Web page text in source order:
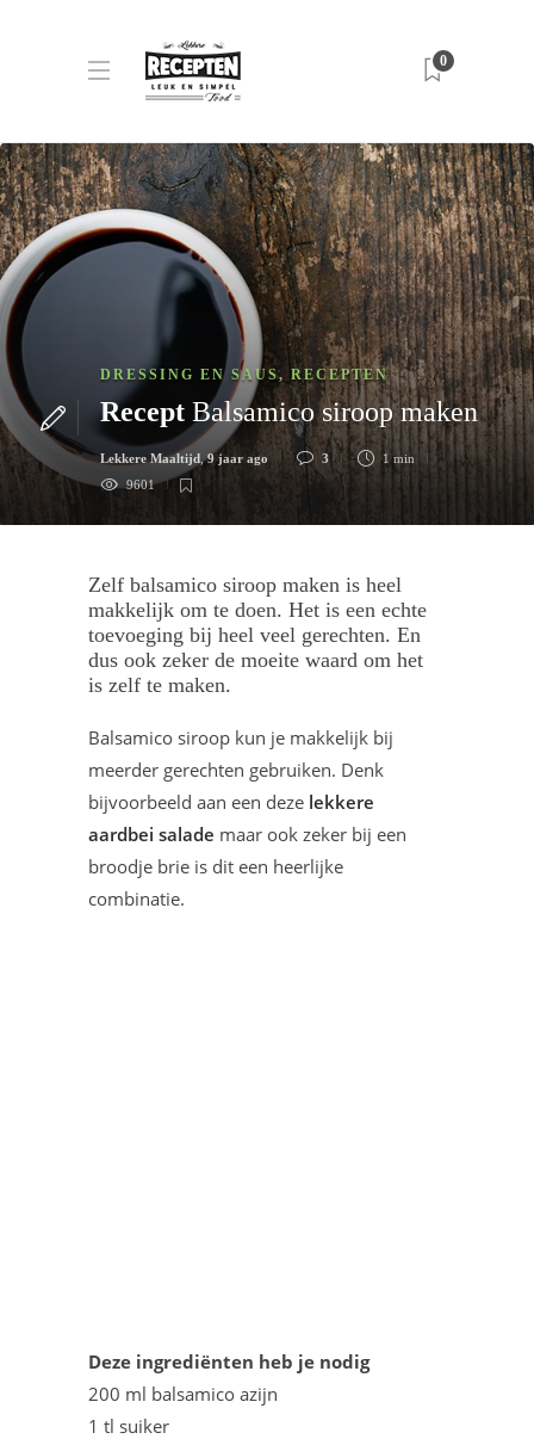
0
DRESSING EN SAUS, RECEPTEN
ReceptBalsamico siroop maken
Lekkere Maaltijd,9 jaar ago 3
1 min
9601
Zelf balsamico siroop maken is heel
makkelijk om te doen. Het is een echte
toevoeging bij heel veel gerechten. En
dus ook zeker de moeite waard om het
is zelf te maken.
Balsamico siroop kun je makkelijk bij
meerder gerechten gebruiken. Denk
bijvoorbeeld aan een deze lekkere
aardbei salade maar ook zeker bij een
broodje brie is dit een heerlijke
combinatie.
Deze ingrediënten heb je nodig
200 ml balsamico azijn
1 tl suiker